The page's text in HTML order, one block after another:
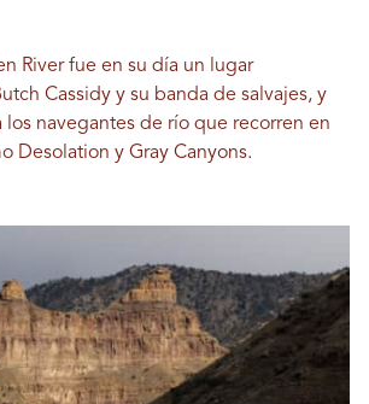
River fue en su día un lugar
Cassidy y su banda de salvajes, y
los navegantes de río que recorren en
Desolation y Gray Canyons.